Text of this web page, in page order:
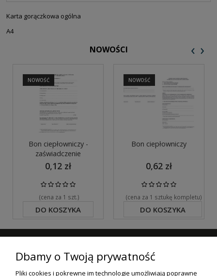
Karta gorączkowa ogólna
A4
NOWOŚCI
Bon ciepłowniczy -
zaświadczenie
0,12 zł
(cena za 1 szt.)
DO KOSZYKA
NOWOŚĆ
Bon ciepłowniczy
0,62 zł
(cena za 1 sztukę kompletu)
DO KOSZYKA
NOWOŚĆ
‹ ›
Dbamy o Twoją prywatność
Pliki cookies i pokrewne im technologie umożliwiają poprawne